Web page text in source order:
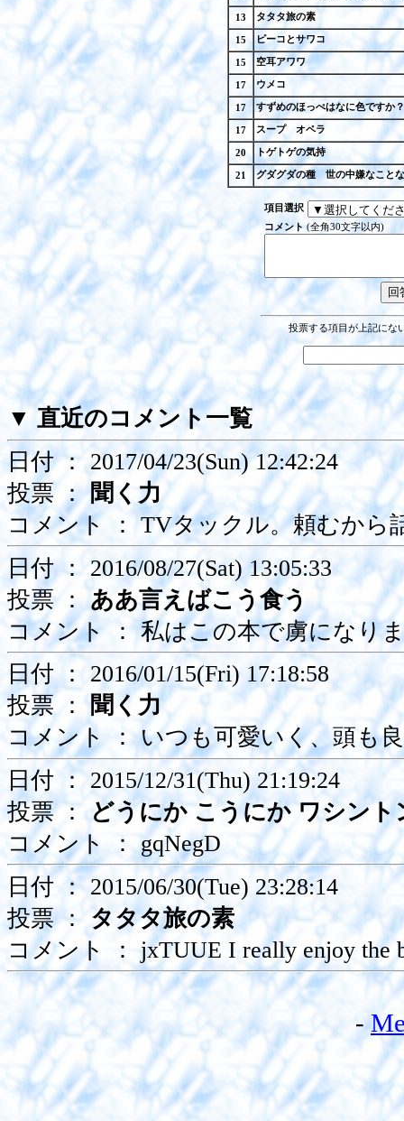
13 タタタ旅の素
15 ピーコとサワコ
15 空耳アワワ
17 ウメコ
17 すずめのほっぺはなに色ですか？
17 スープ オペラ
20 トゲトゲの気持
21 グダグダの種 世の中嫌なこと
項目選択
コメント (全角30文字以内)
投票する項目が上記にな
▼ 直近のコメント一覧
日付 ： 2017/04/23(Sun) 12:42:24
投票 ：聞く力
コメント ： TVタックル。頼むから
日付 ： 2016/08/27(Sat) 13:05:33
投票 ：ああ言えばこう食う
コメント ： 私はこの本で虜になり
日付 ： 2016/01/15(Fri) 17:18:58
投票 ： 聞く力
コメント ： いつも可愛いく、頭も
日付 ： 2015/12/31(Thu) 21:19:24
投票 ：どうにか こうにか ワシント
コメント ： gqNegD
日付 ： 2015/06/30(Tue) 23:28:14
投票 ： タタタ旅の素
コメント ： jxTUUE I really enjoy the
-